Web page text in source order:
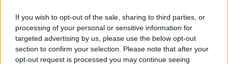
If you wish to opt-out of the sale, sharing to third parties, or
processing of your personal or sensitive information for
targeted advertising by us, please use the below opt-out
section to confirm your selection. Please note that after your
opt-out request is processed you may continue seeing
06.08.26 · 11:20
Σχολιασμός Άρθρου